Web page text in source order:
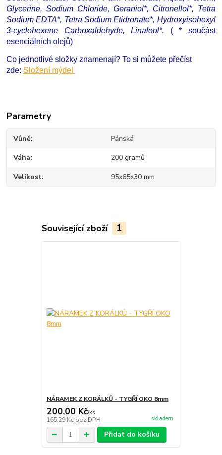
Glycerine, Sodium Chloride, Geraniol*, Citronellol*, Tetra
Sodium EDTA*, Tetra Sodium Etidronate*, Hydroxyisohexyl
3-cyclohexene Carboxaldehyde, Linalool*. ( * součást
esenciálních olejů)
Co jednotlivé složky znamenají? To si můžete přečíst
zde: Složení mýdel
Parametry
Vůně Pánská
Váha 200 gramů
Velikost 95x65x30 mm
Související zboží 1
NÁRAMEK Z KORÁLKŮ - TYGŘÍ OKO 8mm
200,00 Kč/ks
165,29 Kč bez DPH skladem
Přidat do košíku